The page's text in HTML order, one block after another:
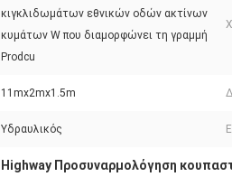
κιγκλιδωμάτων εθνικών οδών ακτίνων
κυμάτων W που διαμορφώνει τη γραμμή
Prodcu
11mx2mx1.5m
Υδραυλικός
Highway Προσυναρμολόγηση